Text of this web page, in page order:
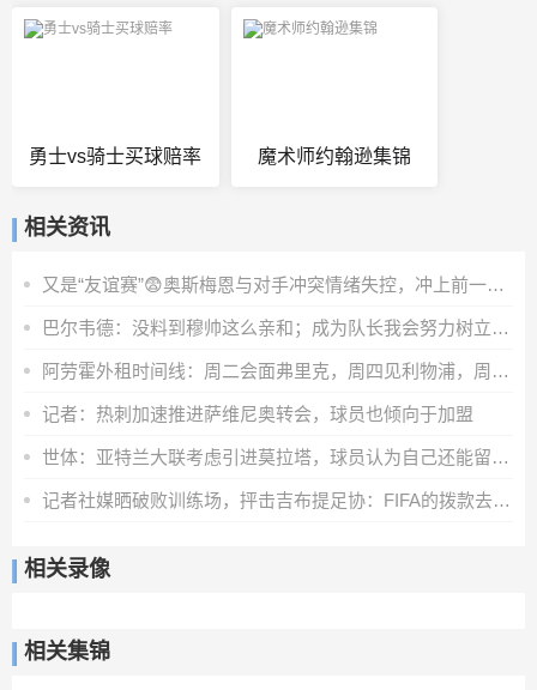
勇士vs骑士买球赔率 魔术师约翰逊集锦
相关资讯
又是“友谊赛”😨奥斯梅恩与对手冲突情绪失控，冲上前一把推翻
巴尔韦德：没料到穆帅这么亲和；成为队长我会努力树立正向表率
阿劳霍外租时间线：周二会面弗里克，周四见利物浦，周五晚间敲定
记者：热刺加速推进萨维尼奥转会，球员也倾向于加盟
世体：亚特兰大联考虑引进莫拉塔，球员认为自己还能留在顶级联赛
记者社媒晒破败训练场，抨击吉布提足协：FIFA的拨款去哪里了？
相关录像
相关集锦